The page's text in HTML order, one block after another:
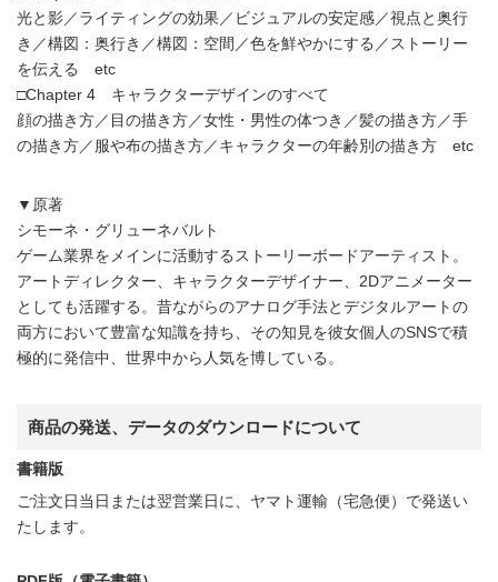
光と影／ライティングの効果／ビジュアルの安定感／視点と奥行
き／構図：奥行き／構図：空間／色を鮮やかにする／ストーリー
を伝える etc
□Chapter 4 キャラクターデザインのすべて
顔の描き方／目の描き方／女性・男性の体つき／髪の描き方／手
の描き方／服や布の描き方／キャラクターの年齢別の描き方 etc
▼原著
シモーネ・グリューネバルト
ゲーム業界をメインに活動するストーリーボードアーティスト。
アートディレクター、キャラクターデザイナー、2Dアニメーター
としても活躍する。昔ながらのアナログ手法とデジタルアートの
両方において豊富な知識を持ち、その知見を彼女個人のSNSで積
極的に発信中、世界中から人気を博している。
商品の発送、データのダウンロードについて
書籍版
ご注文日当日または翌営業日に、ヤマト運輸（宅急便）で発送い
たします。